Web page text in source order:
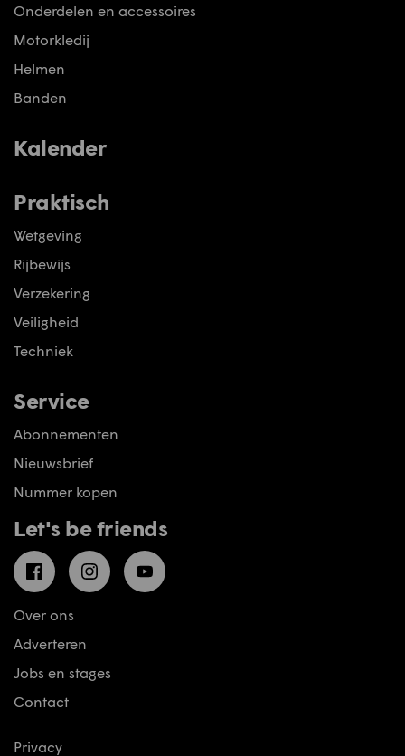
Onderdelen en accessoires
Motorkledij
Helmen
Banden
Kalender
Praktisch
Wetgeving
Rijbewijs
Verzekering
Veiligheid
Techniek
Service
Abonnementen
Nieuwsbrief
Nummer kopen
Let's be friends
FacebookInstagramYouTube
Over ons
Adverteren
Jobs en stages
Contact
Privacy